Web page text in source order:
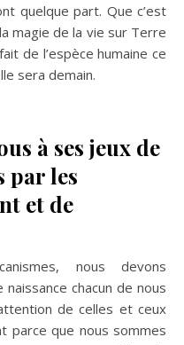
quelque part. Que c’est
magie de la vie sur Terre
de l’espèce humaine ce
sera demain.
à ses jeux de
par les
et de
nous devons
chacun de nous
de celles et ceux
parce que nous sommes